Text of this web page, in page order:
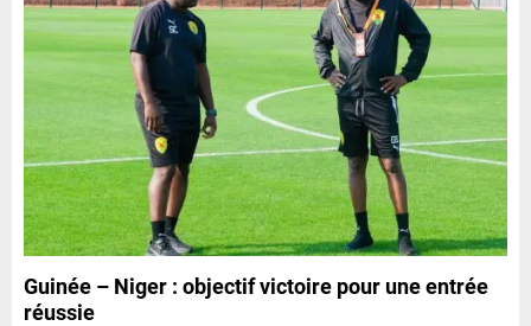
Guinée – Niger : objectif victoire pour une entrée
réussie